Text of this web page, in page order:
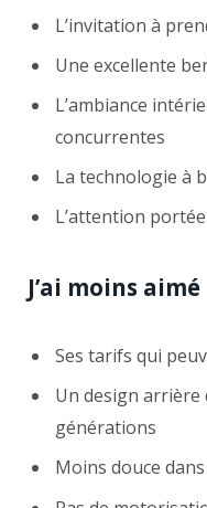
L’invitation à
Une excellente
L’ambiance
concurrentes
La technologie à
L’attention
J’ai moins aimé
Ses tarifs qui
Un design arrière
générations
Moins douce